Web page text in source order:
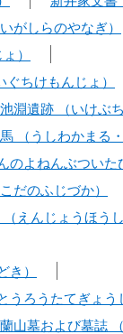
がしらのやなぎ）
）
ちけもんじょ）
池淵遺跡 （いけぶち
（うしわかまる
よねんぶついた
だのふじづか）
えんじょうほうし
）
ろうたてぎょう
山墓および墓誌